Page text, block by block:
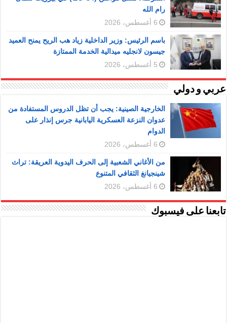
رام الله
6 أغسطس، 2026
باسم الرئيس: وزير الداخلية زياد هب الريح يمنح العميد
جيسون لانجليه ميدالية الخدمة الممتازة
5 أغسطس، 2026
عربي و دولي
الخارجية الصينية: يجب أن تظل الدروس المستفادة من
عدوان النزعة العسكرية اليابانية جرس إنذار على
الدوام
6 أغسطس، 2026
من الأغاني الشعبية إلى الحرف اليدوية العريقة: تراث
شينجيانغ الثقافي المتنوع
6 أغسطس، 2026
تابعنا على فيسبوك